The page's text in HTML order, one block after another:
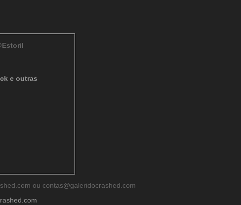
e outras
ou contas@galeridocrashed.com